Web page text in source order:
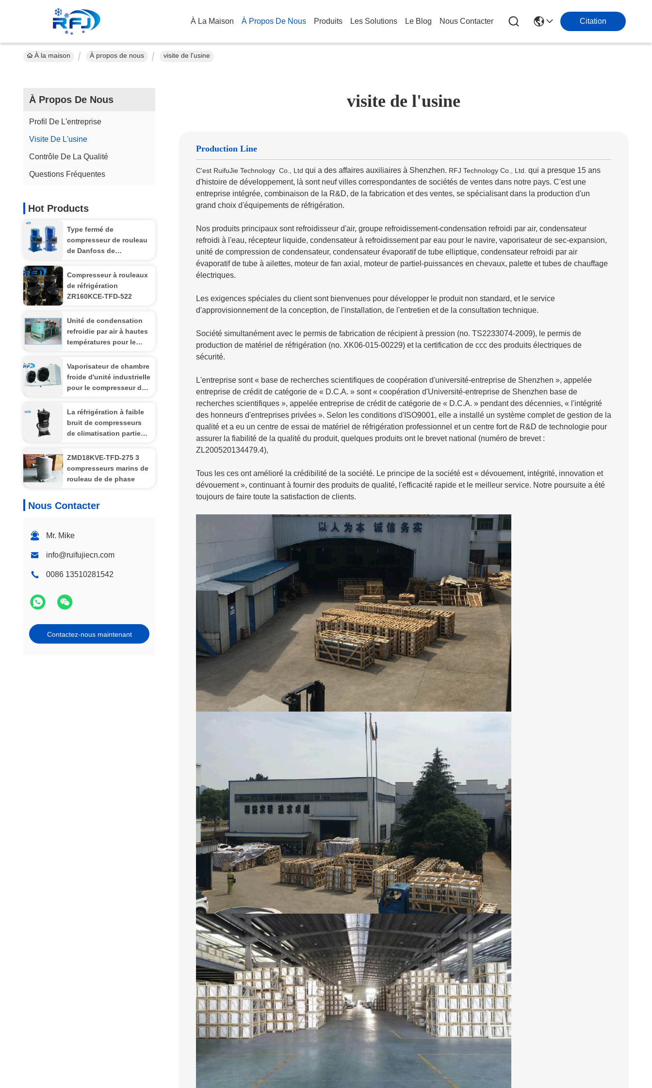
À La Maison À Propos De Nous Produits Les Solutions Le Blog Nous Contacter Citation
À la maison À propos de nous visite de l'usine
À Propos De Nous
Profil De L'entreprise
Visite De L'usine
Contrôle De La Qualité
Questions Fréquentes
Hot Products
Type fermé de
compresseur de rouleau
de Danfoss de
de SM185S4CC
Compresseur à rouleaux
de réfrigération
ZR160KCE-TFD-522
Unité de condensation
refroidie par air à hautes
températures pour le
support de compresseur
de trois vis
Vaporisateur de chambre
froide d'unité industrielle
pour le compresseur de
La réfrigération à faible
bruit de compresseurs
de climatisation partie
Daikin
ZMD18KVE-TFD-275 3
compresseurs marins de
rouleau de de phase
Nous Contacter
Mr. Mike
info@ruifujiecn.com
0086 13510281542
Contactez-nous maintenant
visite de l'usine
Production Line
C'est RuifuJie Technology Co., Ltd qui a des affaires auxiliaires à Shenzhen. RFJ Technology Co., Ltd. qui a presque 15 ans
d'histoire de développement, là sont neuf villes correspondantes de sociétés de ventes dans notre pays. C'est une
entreprise intégrée, combinaison de la R&D, de la fabrication et des ventes, se spécialisant dans la production d'un
grand choix d'équipements de réfrigération.
Nos produits principaux sont refroidisseur d'air, groupe refroidissement-condensation refroidi par air, condensateur
refroidi à l'eau, récepteur liquide, condensateur à refroidissement par eau pour le navire, vaporisateur de sec-expansion,
unité de compression de condensateur, condensateur évaporatif de tube elliptique, condensateur refroidi par air
évaporatif de tube à ailettes, moteur de fan axial, moteur de partiel-puissances en chevaux, palette et tubes de chauffage
électriques.
Les exigences spéciales du client sont bienvenues pour développer le produit non standard, et le service
d'approvisionnement de la conception, de l'installation, de l'entretien et de la consultation technique.
Société simultanément avec le permis de fabrication de récipient à pression (no. TS2233074-2009), le permis de
production de matériel de réfrigération (no. XK06-015-00229) et la certification de ccc des produits électriques de
sécurité.
L'entreprise sont « base de recherches scientifiques de coopération d'université-entreprise de Shenzhen », appelée
entreprise de crédit de catégorie de « D.C.A. » sont « coopération d'Université-entreprise de Shenzhen base de
recherches scientifiques », appelée entreprise de crédit de catégorie de « D.C.A. » pendant des décennies, « l'intégrité
des honneurs d'entreprises privées ». Selon les conditions d'ISO9001, elle a installé un système complet de gestion de la
qualité et a eu un centre de essai de matériel de réfrigération professionnel et un centre fort de R&D de technologie pour
assurer la fiabilité de la qualité du produit, quelques produits ont le brevet national (numéro de brevet :
ZL200520134479.4),
Tous les ces ont amélioré la crédibilité de la société. Le principe de la société est « dévouement, intégrité, innovation et
dévouement », continuant à fournir des produits de qualité, l'efficacité rapide et le meilleur service. Notre poursuite a été
toujours de faire toute la satisfaction de clients.